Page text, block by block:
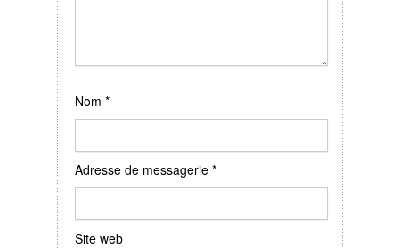
Nom *
Adresse de messagerie *
Site web